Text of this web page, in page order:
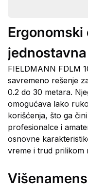
Ergonomski
FIELDMANN FDLM
savremeno rešenje
0.2 do 30 metara.
omogućava lako
korišćenja, što ga
profesionalce i
osnovne
vreme i trud prilikom